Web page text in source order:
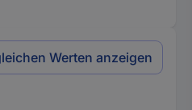
Werten anzeigen